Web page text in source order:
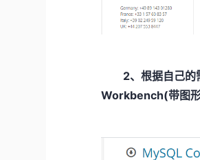
2、根据自己
Workbench(带图